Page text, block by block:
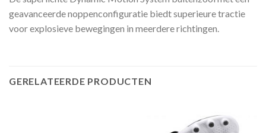
geavanceerde noppenconfiguratie biedt superieure tractie
voor explosieve bewegingen in meerdere richtingen.
GERELATEERDE PRODUCTEN